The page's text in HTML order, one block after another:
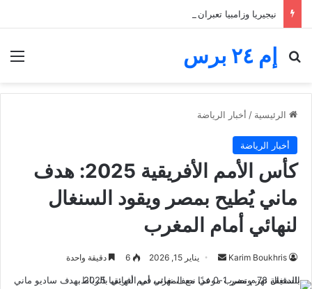
إم ٢٤ برس
بحث عن
الرئيسية / أخبار الرياضة
أخبار الرياضة
كأس الأمم الأفريقية 2025: هدف
ماني يُطيح بمصر ويقود السنغال
لنهائي أمام المغرب
Karim Boukhris
أرسل يناير 15, 2026 6 دقيقة واحدة